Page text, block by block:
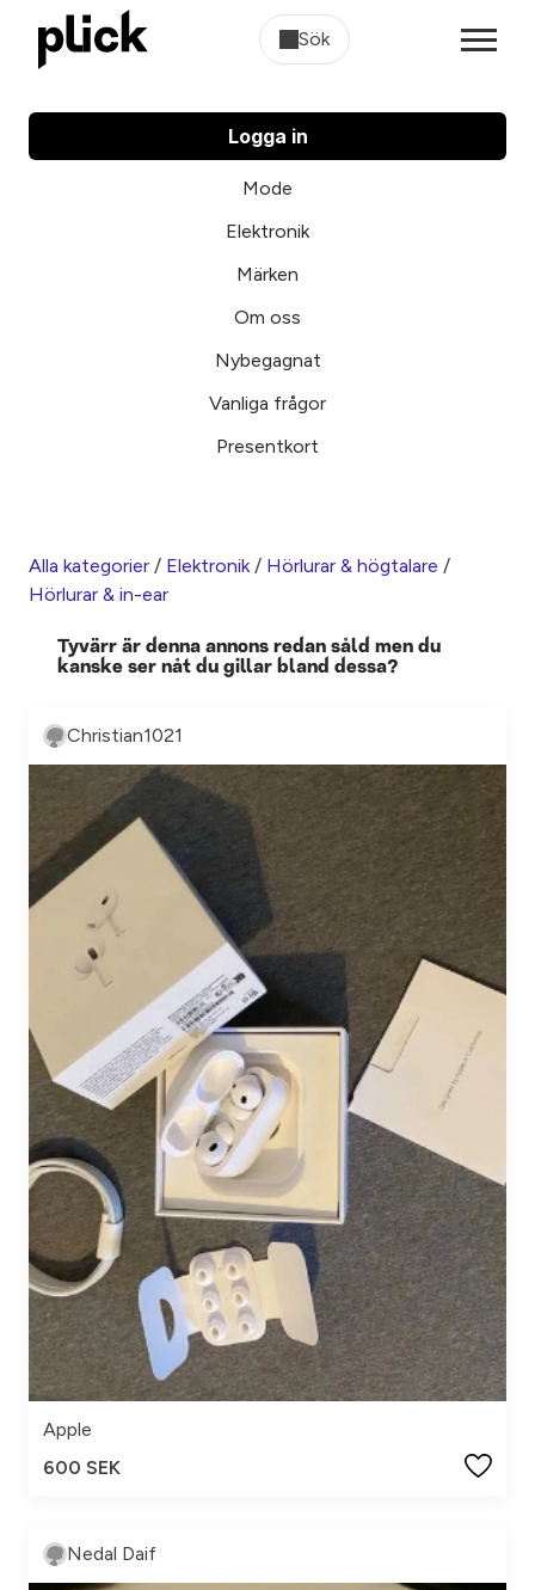
Sök
Logga in
Mode
Elektronik
Märken
Om oss
Nybegagnat
Vanliga frågor
Presentkort
Alla kategorier / Elektronik/ Hörlurar & högtalare /
Hörlurar & in-ear
Tyvärr är denna annons redan såld men du
kanske ser nåt du gillar bland dessa?
Christian1021
Apple
600 SEK
Nedal Daif